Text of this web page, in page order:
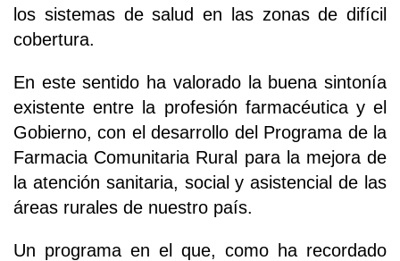
los sistemas de salud en las zonas de difícil
cobertura.
En este sentido ha valorado la buena sintonía
existente entre la profesión farmacéutica y el
Gobierno, con el desarrollo del Programa de la
Farmacia Comunitaria Rural para la mejora de
la atención sanitaria, social y asistencial de las
áreas rurales de nuestro país.
Un programa en el que, como ha recordado